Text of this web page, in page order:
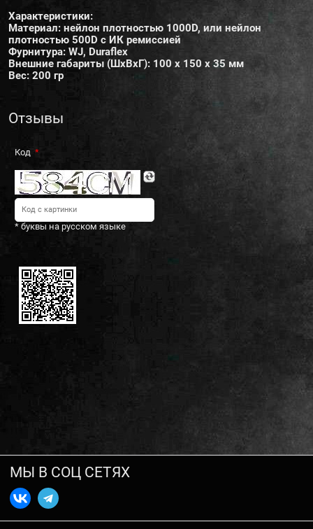
Характеристики:
Материал: нейлон плотностью 1000D, или нейлон
плотностью 500D с ИК ремиссией
Фурнитура: WJ, Duraflex
Внешние габариты (ШхВхГ): 100 х 150 х 35 мм
Вес: 200 гр
Отзывы
Код
* буквы на русском языке
МЫ В СОЦ СЕТЯХ